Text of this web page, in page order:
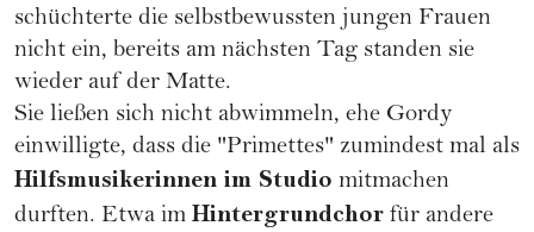
schüchterte die selbstbewussten jungen Frauen
nicht ein, bereits am nächsten Tag standen sie
wieder auf der Matte.
Sie ließen sich nicht abwimmeln, ehe Gordy
einwilligte, dass die "Primettes" zumindest mal als
Hilfsmusikerinnen im Studio mitmachen
durften. Etwa im Hintergrundchor für andere